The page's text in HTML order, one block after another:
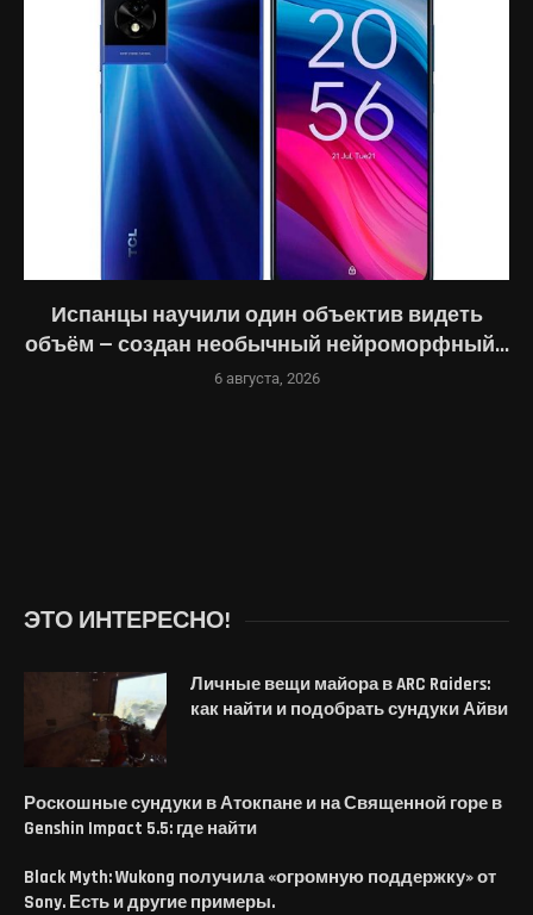
Испанцы научили один объектив видеть
объём — создан необычный нейроморфный...
6 августа, 2026
ЭТО ИНТЕРЕСНО!
Личные вещи майора в ARC Raiders:
как найти и подобрать сундуки Айви
Роскошные сундуки в Атокпане и на Священной горе в
Genshin Impact 5.5: где найти
Black Myth: Wukong получила «огромную поддержку» от
Sony. Есть и другие примеры.